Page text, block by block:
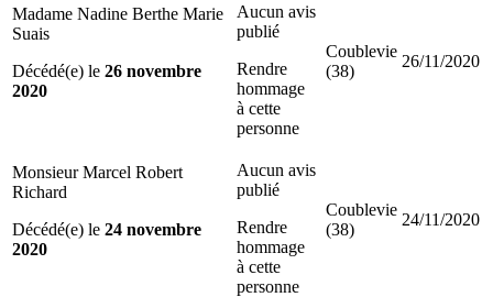
Madame Nadine Berthe Marie
Suais
Décédé(e) le 26 novembre
2020
Aucun avis
publié
Rendre
hommage
à cette
personne
Coublevie
(38)
26/11/2020
Monsieur Marcel Robert
Richard
Décédé(e) le 24 novembre
2020
Aucun avis
publié
Rendre
hommage
à cette
personne
Coublevie
(38)
24/11/2020